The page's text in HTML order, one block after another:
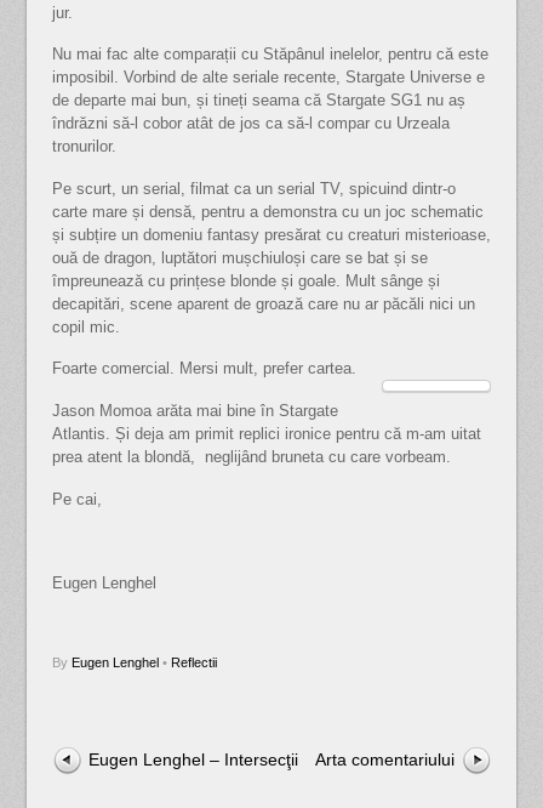
jur.
Nu mai fac alte comparații cu Stăpânul inelelor, pentru că este
imposibil. Vorbind de alte seriale recente, Stargate Universe e
de departe mai bun, și tineți seama că Stargate SG1 nu aș
îndrăzni să-l cobor atât de jos ca să-l compar cu Urzeala
tronurilor.
Pe scurt, un serial, filmat ca un serial TV, spicuind dintr-o
carte mare și densă, pentru a demonstra cu un joc schematic
și subțire un domeniu fantasy presărat cu creaturi misterioase,
ouă de dragon, luptători mușchiuloși care se bat și se
împreunează cu prințese blonde și goale. Mult sânge și
decapitări, scene aparent de groază care nu ar păcăli nici un
copil mic.
Foarte comercial. Mersi mult, prefer cartea.
Jason Momoa arăta mai bine în Stargate
Atlantis. Și deja am primit replici ironice pentru că m-am uitat
prea atent la blondă, neglijând bruneta cu care vorbeam.
Pe cai,
Eugen Lenghel
By Eugen Lenghel• Reflectii
Eugen Lenghel – Intersecţii Arta comentariului